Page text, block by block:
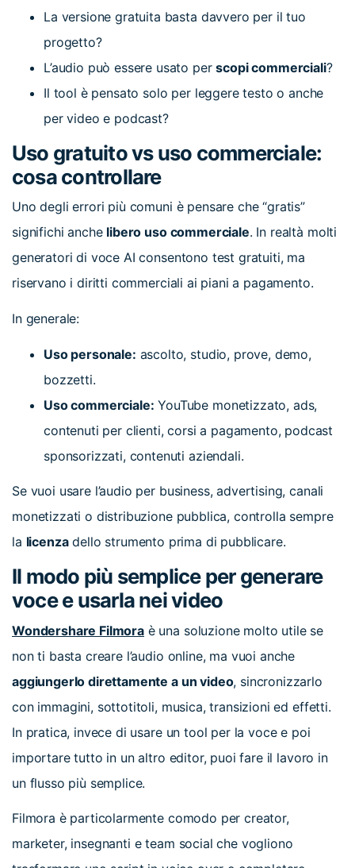
La versione gratuita basta davvero per il tuo
progetto?
L’audio può essere usato perscopi commerciali?
Il tool è pensato solo per leggere testo o anche
per video e podcast?
Uso gratuito vs uso commerciale:
cosa controllare
Uno degli errori più comuni è pensare che “gratis”
significhi anche libero uso commerciale. In realtà molti
generatori di voce AI consentono test gratuiti, ma
riservano i diritti commerciali ai piani a pagamento.
In generale:
Uso personale: ascolto, studio, prove, demo,
bozzetti.
Uso commerciale: YouTube monetizzato, ads,
contenuti per clienti, corsi a pagamento, podcast
sponsorizzati, contenuti aziendali.
Se vuoi usare l’audio per business, advertising, canali
monetizzati o distribuzione pubblica, controlla sempre
la licenzadello strumento prima di pubblicare.
Il modo più semplice per generare
voce e usarla nei video
Wondershare Filmoraè una soluzione molto utile se
non ti basta creare l’audio online, ma vuoi anche
aggiungerlo direttamente a un video, sincronizzarlo
con immagini, sottotitoli, musica, transizioni ed effetti.
In pratica, invece di usare un tool per la voce e poi
importare tutto in un altro editor, puoi fare il lavoro in
un flusso più semplice.
Filmora è particolarmente comodo per creator,
marketer, insegnanti e team social che vogliono